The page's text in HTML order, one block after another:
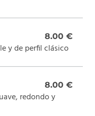
8.00 €
y de perfil clásico
8.00 €
redondo y